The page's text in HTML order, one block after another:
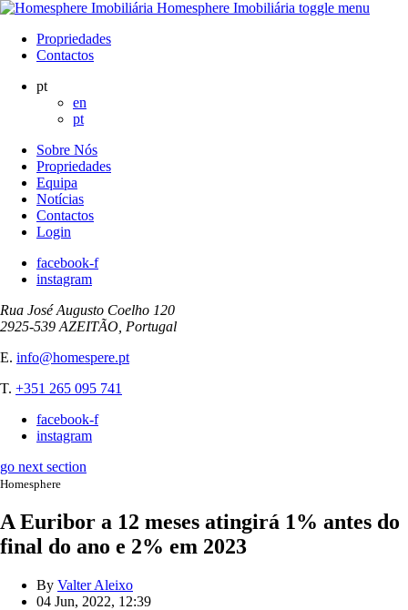
Homesphere Imobiliária toggle menu
Propriedades
Contactos
pt
en
pt
Sobre Nós
Propriedades
Equipa
Notícias
Contactos
Login
facebook-f
instagram
Rua José Augusto Coelho 120
2925-539 AZEITÃO, Portugal
E. info@homespere.pt
T. +351 265 095 741
facebook-f
instagram
go next section
Homesphere
A Euribor a 12 meses atingirá 1% antes do
final do ano e 2% em 2023
By Valter Aleixo
04 Jun, 2022, 12:39